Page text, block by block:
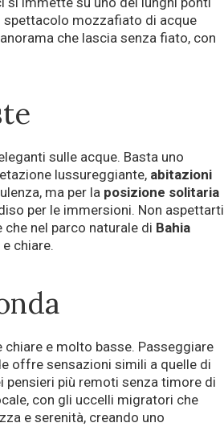
spettacolo mozzafiato di acque
che lascia senza fiato, con
sulle acque. Basta uno
lussureggiante, abitazioni
ma per la posizione solitaria
per le immersioni. Non aspettarti
nel parco naturale di Bahia
chiare.
chiare e molto basse. Passeggiare
offre sensazioni simili a quelle di
pensieri più remoti senza timore di
con gli uccelli migratori che
e serenità, creando uno